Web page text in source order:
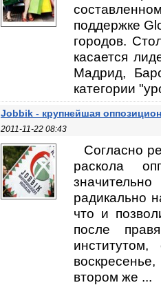
поддержке
городов.
касается
Мадрид,
категории
Jobbik - крупнейшая
2011-11-22 08:43
Согласно
раскола
радикально
что и
после
втором же ...